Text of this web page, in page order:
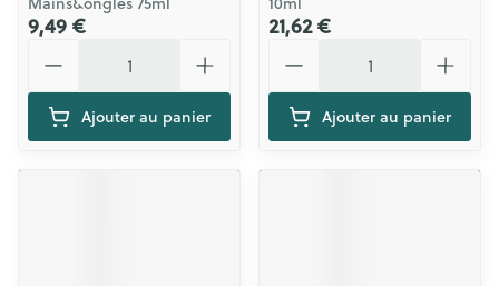
9,49 €
Ajouter au panier
21,62 €
Ajouter au panier